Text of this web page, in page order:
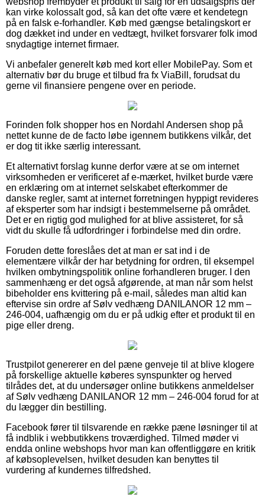
kan virke kolossalt god, så kan det ofte være et kendetegn
på en falsk e-forhandler. Køb med gængse betalingskort er
dog dækket ind under en vedtægt, hvilket forsvarer folk imod
snydagtige internet firmaer.
Vi anbefaler generelt køb med kort eller MobilePay. Som et
alternativ bør du bruge et tilbud fra fx ViaBill, forudsat du
gerne vil finansiere pengene over en periode.
Forinden folk shopper hos en Nordahl Andersen shop på
nettet kunne de de facto løbe igennem butikkens vilkår, det
er dog tit ikke særlig interessant.
Et alternativt forslag kunne derfor være at se om internet
virksomheden er verificeret af e-mærket, hvilket burde være
en erklæring om at internet selskabet efterkommer de
danske regler, samt at internet forretningen hyppigt revideres
af eksperter som har indsigt i bestemmelserne på området.
Det er en rigtig god mulighed for at blive assisteret, for så
vidt du skulle få udfordringer i forbindelse med din ordre.
Foruden dette foreslåes det at man er sat ind i de
elementære vilkår der har betydning for ordren, til eksempel
hvilken ombytningspolitik online forhandleren bruger. I den
sammenhæng er det også afgørende, at man når som helst
bibeholder ens kvittering på e-mail, således man altid kan
eftervise sin ordre af Sølv vedhæng DANILANOR 12 mm –
246-004, uafhængig om du er på udkig efter et produkt til en
pige eller dreng.
Trustpilot genererer en del pæne genveje til at blive klogere
på forskellige aktuelle køberes synspunkter og herved
tilrådes det, at du undersøger online butikkens anmeldelser
af Sølv vedhæng DANILANOR 12 mm – 246-004 forud for at
du lægger din bestilling.
Facebook fører til tilsvarende en række pæne løsninger til at
få indblik i webbutikkens troværdighed. Tilmed møder vi
endda online webshops hvor man kan offentliggøre en kritik
af købsoplevelsen, hvilket desuden kan benyttes til
vurdering af kundernes tilfredshed.